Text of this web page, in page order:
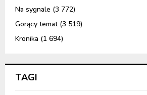
Na sygnale (3 772)
Gorący temat(3 519)
Kronika (1 694)
TAGI